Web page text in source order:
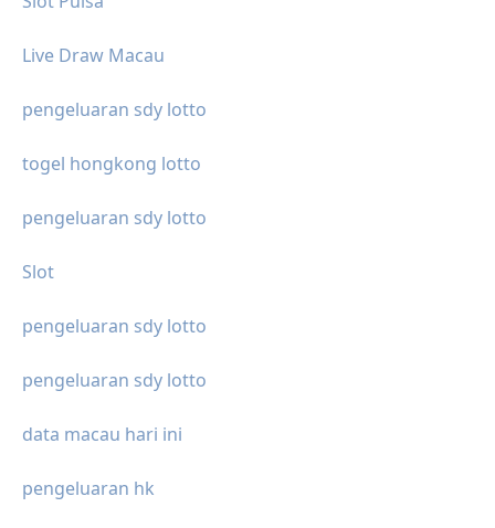
Live Draw Macau
pengeluaran sdy lotto
togel hongkong lotto
pengeluaran sdy lotto
Slot
pengeluaran sdy lotto
pengeluaran sdy lotto
data macau hari ini
pengeluaran hk